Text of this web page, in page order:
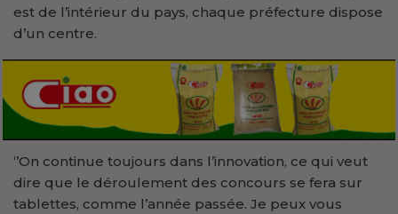
est de l’intérieur du pays, chaque préfecture dispose
d’un centre.
‘’On continue toujours dans l’innovation, ce qui veut
dire que le déroulement des concours se fera sur
tablettes, comme l’année passée. Je peux vous